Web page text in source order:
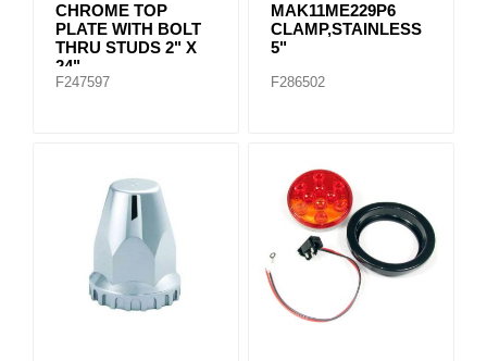
CHROME TOP
PLATE WITH BOLT
THRU STUDS 2" X
24"
F247597
MAK11ME229P6
CLAMP,STAINLESS
5"
F286502